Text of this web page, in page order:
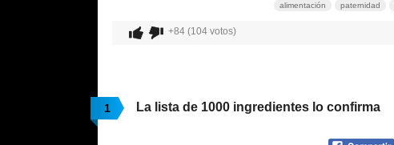
alimentación paternidad
+84 (104 votos)
1 La lista de 1000 ingredientes lo confirma